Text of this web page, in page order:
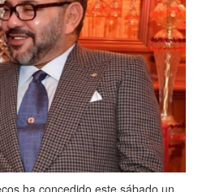
ha concedido este sábado un